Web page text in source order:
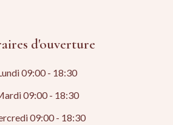
d'ouverture
09:00 - 18:30
09:00 - 18:30
09:00 - 18:30